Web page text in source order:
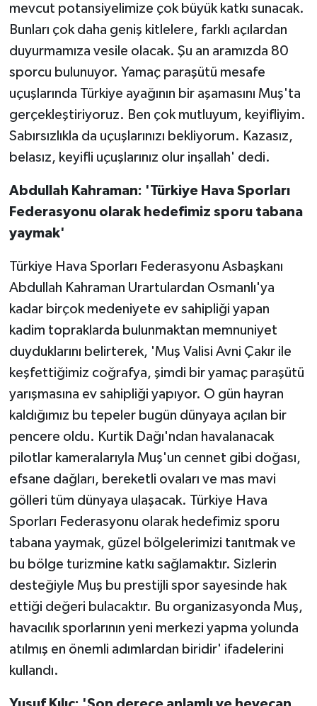
mevcut potansiyelimize çok büyük katkı sunacak.
Bunları çok daha geniş kitlelere, farklı açılardan
duyurmamıza vesile olacak. Şu an aramızda 80
sporcu bulunuyor. Yamaç paraşütü mesafe
uçuşlarında Türkiye ayağının bir aşamasını Muş'ta
gerçekleştiriyoruz. Ben çok mutluyum, keyifliyim.
Sabırsızlıkla da uçuşlarınızı bekliyorum. Kazasız,
belasız, keyifli uçuşlarınız olur inşallah' dedi.
Abdullah Kahraman: 'Türkiye Hava Sporları
Federasyonu olarak hedefimiz sporu tabana
yaymak'
Türkiye Hava Sporları Federasyonu Asbaşkanı
Abdullah Kahraman Urartulardan Osmanlı'ya
kadar birçok medeniyete ev sahipliği yapan
kadim topraklarda bulunmaktan memnuniyet
duyduklarını belirterek, 'Muş Valisi Avni Çakır ile
keşfettiğimiz coğrafya, şimdi bir yamaç paraşütü
yarışmasına ev sahipliği yapıyor. O gün hayran
kaldığımız bu tepeler bugün dünyaya açılan bir
pencere oldu. Kurtik Dağı'ndan havalanacak
pilotlar kameralarıyla Muş'un cennet gibi doğası,
efsane dağları, bereketli ovaları ve mas mavi
gölleri tüm dünyaya ulaşacak. Türkiye Hava
Sporları Federasyonu olarak hedefimiz sporu
tabana yaymak, güzel bölgelerimizi tanıtmak ve
bu bölge turizmine katkı sağlamaktır. Sizlerin
desteğiyle Muş bu prestijli spor sayesinde hak
ettiği değeri bulacaktır. Bu organizasyonda Muş,
havacılık sporlarının yeni merkezi yapma yolunda
atılmış en önemli adımlardan biridir' ifadelerini
kullandı.